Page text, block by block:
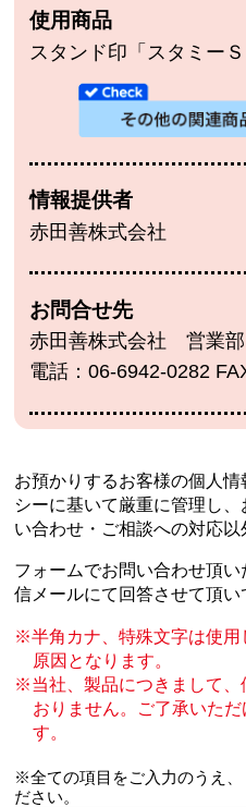
使用商品
スタンド印「スタミーＳ
情報提供者
赤田善株式会社
お問合せ先
赤田善株式会社 営業部
電話：06-6942-0282
お預かりするお客様の個人
シーに基いて厳重に管理し、
い合わせ・ご相談への対応以
フォームでお問い合わせ頂
信メールにて回答させて頂い
半角カナ、特殊文字は使
原因となります。
当社、製品につきまして
おりません。
ご了承いた
す。
※全ての項目をご入力のうえ、
ださい。